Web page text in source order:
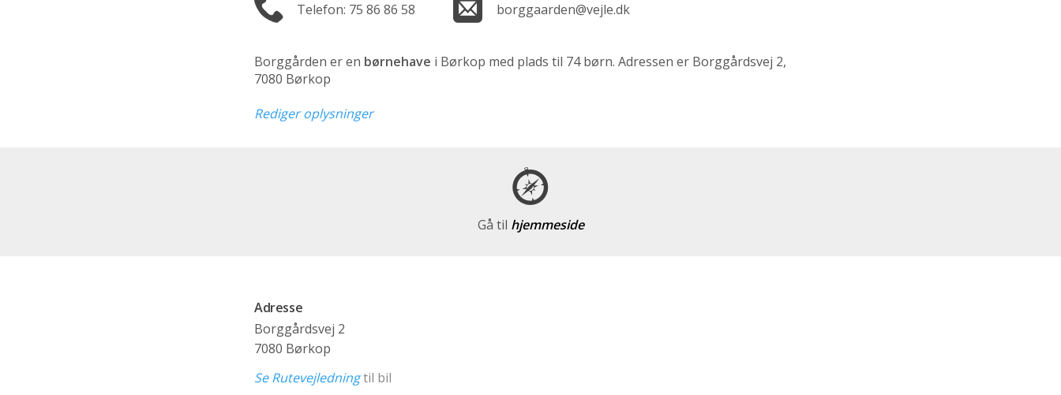
Telefon: 75 86 86 58 borggaarden@vejle.dk
Borggården er en børnehave i Børkop med plads til 74 børn. Adressen er Borggårdsvej 2,
7080 Børkop
Rediger oplysninger
Gå til hjemmeside
Adresse
Borggårdsvej 2
7080 Børkop
Se Rutevejledningtil bil